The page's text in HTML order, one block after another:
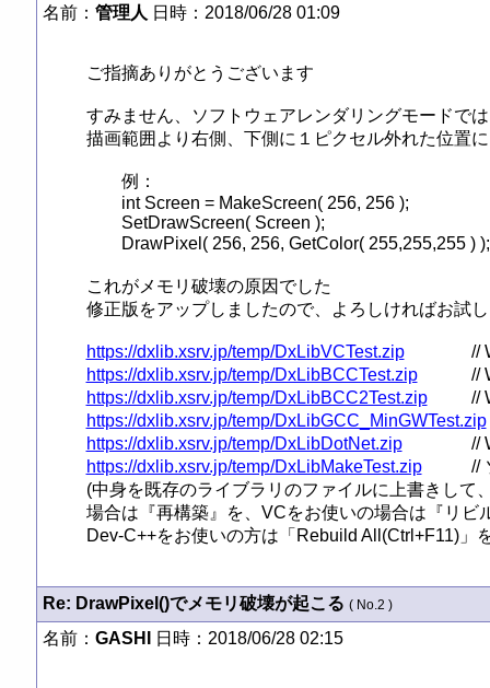
名前： 管理人 日時：2018/06/28 01:09
ご指摘ありがとうございます
すみません、ソフトウェアレンダリングモードで
描画範囲より右側、下側に１ピクセル外れた位置
これがメモリ破壊の原因でした
修正版をアップしましたので、よろしければお試
https://dxlib.xsrv.jp/temp/DxLibVCTest.zip
https://dxlib.xsrv.jp/temp/DxLibBCCTest.zip
https://dxlib.xsrv.jp/temp/DxLibBCC2Test.zip
https://dxlib.xsrv.jp/temp/DxLibGCC_MinGWTest.zip
https://dxlib.xsrv.jp/temp/DxLibDotNet.zip
https://dxlib.xsrv.jp/temp/DxLibMakeTest.zip
//
(中身を既存のライブラリのファイルに上書きして
場合は『再構築』を、VCをお使いの場合は『リビ
Dev-C++をお使いの方は「Rebuild All(Ctrl+F11)」
Re: DrawPixel()でメモリ破壊が起こる ( No.2 )
名前： GASHI 日時：2018/06/28 02:15